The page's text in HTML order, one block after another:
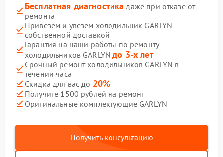
Бесплатная диагностика даже при отказе от
ремонта
Привезем и увезем холодильник GARLYN
собственной доставкой
Гарантия на наши работы по ремонту
холодильников GARLYNдо 3-х лет
Срочный ремонт холодильников GARLYN в
течении часа
Скидка для вас до 20%
Получите 1500 рублей на ремонт
Оригинальные комплектующие GARLYN
Получить консультацию